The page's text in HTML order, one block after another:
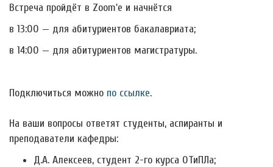
Встреча пройдёт в Zoom'е и начнётся
в 13:00 — для абитуриентов бакалавриата;
в 14:00 — для абитуриентов магистратуры.
Подключиться можно по ссылке.
На ваши вопросы ответят студенты, аспиранты и
преподаватели кафедры:
Д.А. Алексеев, студент 2-го курса ОТиПЛа;